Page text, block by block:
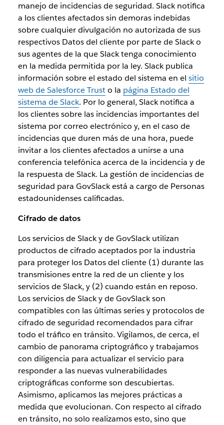
manejo de incidencias de seguridad. Slack notifica
a los clientes afectados sin demoras indebidas
sobre cualquier divulgación no autorizada de sus
respectivos Datos del cliente por parte de Slack o
sus agentes de la que Slack tenga conocimiento
en la medida permitida por la ley. Slack publica
información sobre el estado del sistema en el sitio
web de Salesforce Trusto la página Estado del
sistema de Slack. Por lo general, Slack notifica a
los clientes sobre las incidencias importantes del
sistema por correo electrónico y, en el caso de
incidencias que duren más de una hora, puede
invitar a los clientes afectados a unirse a una
conferencia telefónica acerca de la incidencia y de
la respuesta de Slack. La gestión de incidencias de
seguridad para GovSlack está a cargo de Personas
estadounidenses calificadas.
Cifrado de datos
Los servicios de Slack y de GovSlack utilizan
productos de cifrado aceptados por la industria
para proteger los Datos del cliente (1) durante las
transmisiones entre la red de un cliente y los
servicios de Slack, y (2) cuando están en reposo.
Los servicios de Slack y de GovSlack son
compatibles con las últimas series y protocolos de
cifrado de seguridad recomendados para cifrar
todo el tráfico en tránsito. Vigilamos, de cerca, el
cambio de panorama criptográfico y trabajamos
con diligencia para actualizar el servicio para
responder a las nuevas vulnerabilidades
criptográficas conforme son descubiertas.
Asimismo, aplicamos las mejores prácticas a
medida que evolucionan. Con respecto al cifrado
en tránsito, no solo realizamos esto, sino que